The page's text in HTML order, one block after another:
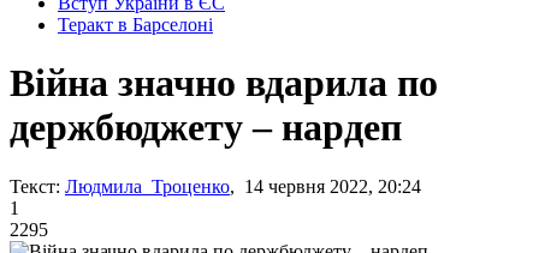
Теракт в Барселоні
Війна значно вдарила по
держбюджету – нардеп
Текст: Людмила Троценко, 14 червня 2022, 20:24
1
2295